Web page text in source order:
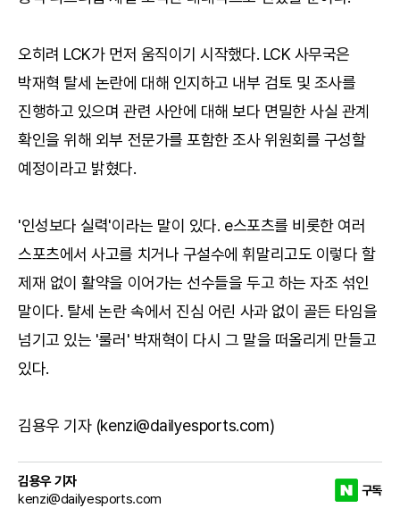
오히려 LCK가 먼저 움직이기 시작했다. LCK 사무국은
박재혁 탈세 논란에 대해 인지하고 내부 검토 및 조사를
진행하고 있으며 관련 사안에 대해 보다 면밀한 사실 관계
확인을 위해 외부 전문가를 포함한 조사 위원회를 구성할
예정이라고 밝혔다.
'인성보다 실력'이라는 말이 있다. e스포츠를 비롯한 여러
스포츠에서 사고를 치거나 구설수에 휘말리고도 이렇다 할
제재 없이 활약을 이어가는 선수들을 두고 하는 자조 섞인
말이다. 탈세 논란 속에서 진심 어린 사과 없이 골든 타임을
넘기고 있는 '룰러' 박재혁이 다시 그 말을 떠올리게 만들고
있다.
김용우 기자 (kenzi@dailyesports.com)
김용우 기자
kenzi@dailyesports.com
구독